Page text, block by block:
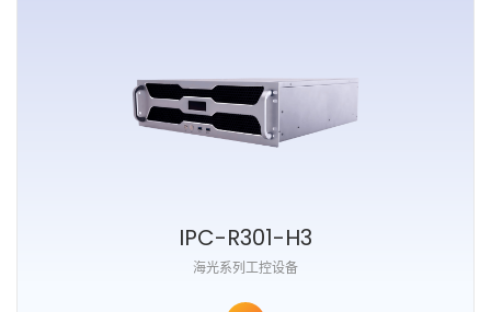
IPC-R301-H3
海光系列工控设备